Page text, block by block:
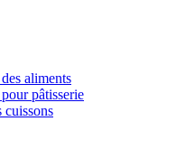
aliments
pâtisserie
cuissons